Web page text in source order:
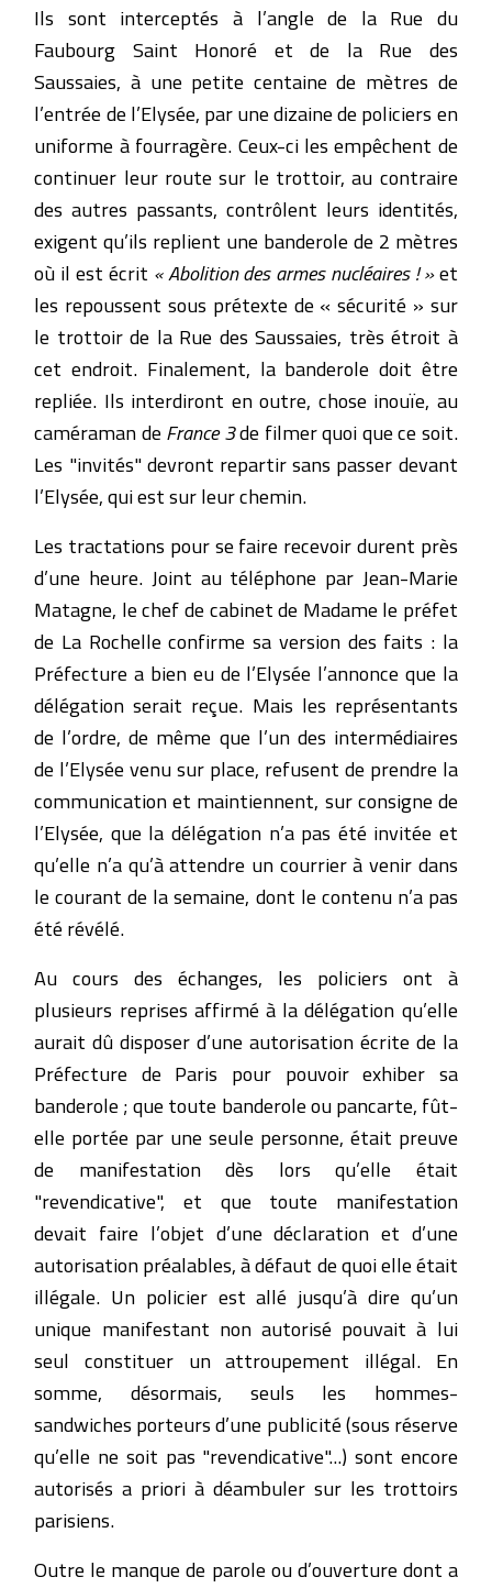
Ils sont interceptés à l’angle de la Rue du
Faubourg Saint Honoré et de la Rue des
Saussaies, à une petite centaine de mètres de
l’entrée de l’Elysée, par une dizaine de policiers en
uniforme à fourragère. Ceux-ci les empêchent de
continuer leur route sur le trottoir, au contraire
des autres passants, contrôlent leurs identités,
exigent qu’ils replient une banderole de 2 mètres
où il est écrit « Abolition des armes nucléaires ! »et
les repoussent sous prétexte de « sécurité » sur
le trottoir de la Rue des Saussaies, très étroit à
cet endroit. Finalement, la banderole doit être
repliée. Ils interdiront en outre, chose inouïe, au
caméraman deFrance 3de filmer quoi que ce soit.
Les "invités" devront repartir sans passer devant
l’Elysée, qui est sur leur chemin.
Les tractations pour se faire recevoir durent près
d’une heure. Joint au téléphone par Jean-Marie
Matagne, le chef de cabinet de Madame le préfet
de La Rochelle confirme sa version des faits : la
Préfecture a bien eu de l’Elysée l’annonce que la
délégation serait reçue. Mais les représentants
de l’ordre, de même que l’un des intermédiaires
de l’Elysée venu sur place, refusent de prendre la
communication et maintiennent, sur consigne de
l’Elysée, que la délégation n’a pas été invitée et
qu’elle n’a qu’à attendre un courrier à venir dans
le courant de la semaine, dont le contenu n’a pas
été révélé.
Au cours des échanges, les policiers ont à
plusieurs reprises affirmé à la délégation qu’elle
aurait dû disposer d’une autorisation écrite de la
Préfecture de Paris pour pouvoir exhiber sa
banderole ; que toute banderole ou pancarte, fût-
elle portée par une seule personne, était preuve
de manifestation dès lors qu’elle était
"revendicative", et que toute manifestation
devait faire l’objet d’une déclaration et d’une
autorisation préalables, à défaut de quoi elle était
illégale. Un policier est allé jusqu’à dire qu’un
unique manifestant non autorisé pouvait à lui
seul constituer un attroupement illégal. En
somme, désormais, seuls les hommes-
sandwiches porteurs d’une publicité (sous réserve
qu’elle ne soit pas "revendicative"...) sont encore
autorisés a priori à déambuler sur les trottoirs
parisiens.
Outre le manque de parole ou d’ouverture dont a